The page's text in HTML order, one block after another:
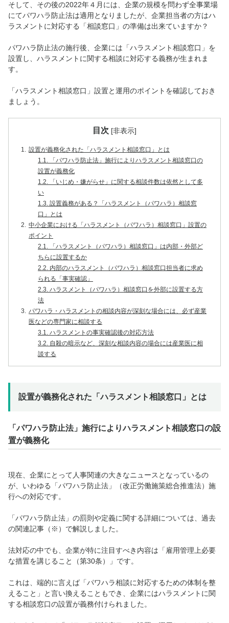
そして、その後の2022年４月には、企業の規模を問わず全事業場
にてパワハラ防止法は適用となりましたが、企業担当者の方はハ
ラスメントに対応する「相談窓口」の準備は出来ていますか？
パワハラ防止法の施行後、企業には「ハラスメント相談窓口」を
設置し、ハラスメントに関する相談に対応する義務が生まれま
す。
「ハラスメント相談窓口」設置と運用のポイントを確認しておき
ましょう。
目次 [非表示]
1. 設置が義務化された「ハラスメント相談窓口」とは
1.1. 「パワハラ防止法」施行によりハラスメント相談窓口の
設置が義務化
1.2. 「いじめ・嫌がらせ」に関する相談件数は依然として多
い
1.3. 設置義務がある？「ハラスメント（パワハラ）相談窓
口」とは
2. 中小企業における「ハラスメント（パワハラ）相談窓口」設置の
ポイント
2.1. 「ハラスメント（パワハラ）相談窓口」は内部・外部ど
ちらに設置するか
2.2. 内部のハラスメント（パワハラ）相談窓口担当者に求め
られる「事実確認」
2.3. ハラスメント（パワハラ）相談窓口を外部に設置する方
法
3. パワハラ・ハラスメントの相談内容が深刻な場合には、必ず産業
医などの専門家に相談する
3.1. ハラスメントの事実確認後の対応方法
3.2. 自殺の暗示など、深刻な相談内容の場合には産業医に相
談する
設置が義務化された「ハラスメント相談窓口」とは
「パワハラ防止法」施行によりハラスメント相談窓口の設
置が義務化
現在、企業にとって人事関連の大きなニュースとなっているの
が、いわゆる「パワハラ防止法」（改正労働施策総合推進法）施
行への対応です。
「パワハラ防止法」の罰則や定義に関する詳細については、過去
の関連記事（※）で解説しました。
法対応の中でも、企業が特に注目すべき内容は「雇用管理上必要
な措置を講じること（第30条）」です。
これは、端的に言えば「パワハラ相談に対応するための体制を整
えること」と言い換えることもでき、企業にはハラスメントに関
する相談窓口の設置が義務付けられました。